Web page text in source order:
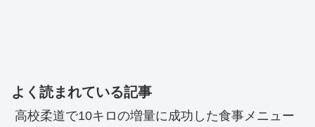
よく読まれている記事
高校柔道で10キロの増量に成功した食事メニュー